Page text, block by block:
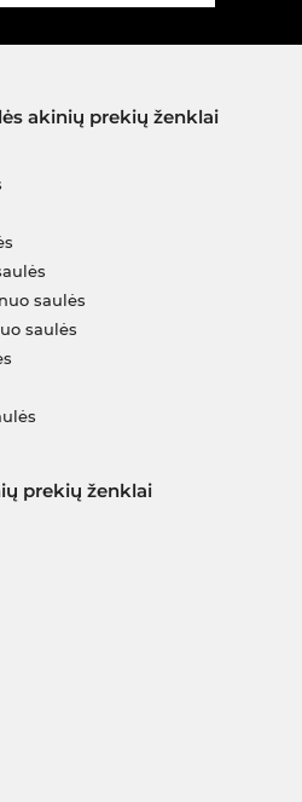
akinių prekių ženklai
saulės
saulės
prekių ženklai